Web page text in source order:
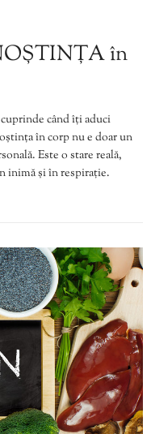
în
când îți aduci
în corp nu e doar un
Este o stare reală,
inimă și în respirație.